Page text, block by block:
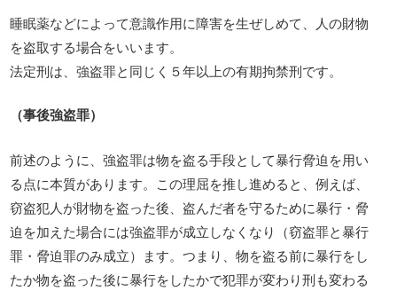
睡眠薬などによって意識作用に障害を生ぜしめて、人の財物
を盗取する場合をいいます。
法定刑は、強盗罪と同じく５年以上の有期拘禁刑です。
（事後強盗罪）
前述のように、強盗罪は物を盗る手段として暴行脅迫を用い
る点に本質があります。この理屈を推し進めると、例えば、
窃盗犯人が財物を盗った後、盗んだ者を守るために暴行・脅
迫を加えた場合には強盗罪が成立しなくなり（窃盗罪と暴行
罪・脅迫罪のみ成立）ます。つまり、物を盗る前に暴行をし
たか物を盗った後に暴行をしたかで犯罪が変わり刑も変わる